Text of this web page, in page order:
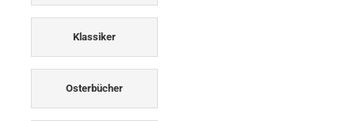
Klassiker
Osterbücher